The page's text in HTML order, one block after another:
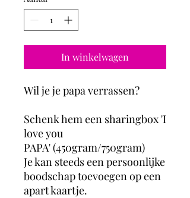
In winkelwagen
Wil je je papa verrassen?
Schenk hem een sharingbox 'I
love you
PAPA' (450gram/750gram)
Je kan steeds een persoonlijke
boodschap toevoegen op een
apart kaartje.